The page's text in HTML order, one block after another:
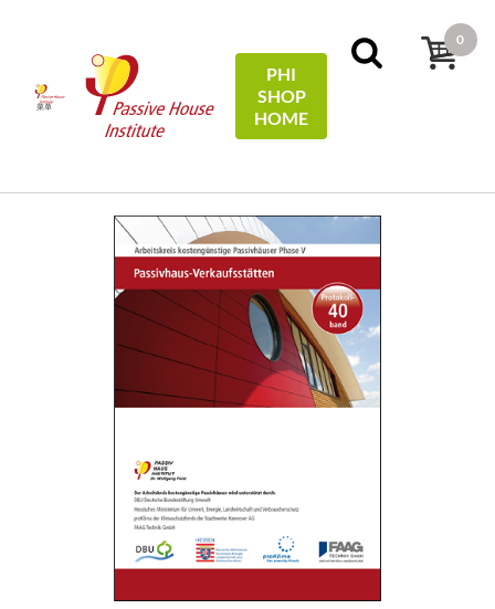
菜单
PHI
SHOP
HOME
0
Protocols 40 - Passivhaus-Verkaufsstätten